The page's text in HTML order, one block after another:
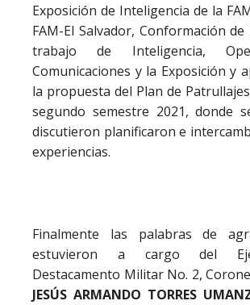
Exposición de Inteligencia de la
FAM-El Salvador, Conformación de
trabajo de Inteligencia,
Comunicaciones y la Exposición y
la propuesta del Plan de
segundo semestre 2021, donde
discutieron planificaron e
experiencias.
Finalmente las palabras de
estuvieron a cargo del
Destacamento Militar No. 2,
JESÚS ARMANDO TORRES